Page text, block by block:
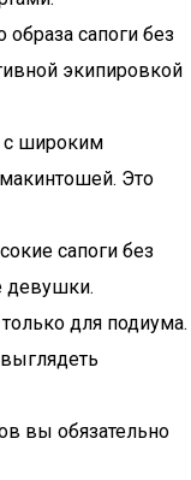
сапоги без
экипировкой
с широким
Это
сапоги без
девушки.
для подиума.
вы обязательно